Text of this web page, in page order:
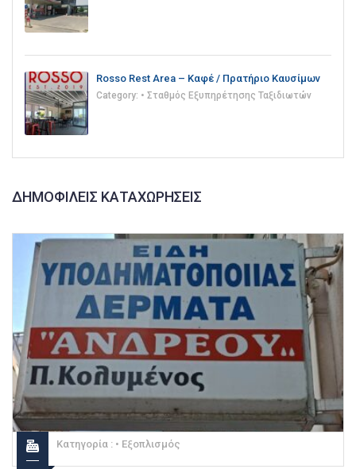
Rosso Rest Area – Καφέ / Πρατήριο Καυσίμων
Category: • Σταθμός Εξυπηρέτησης Ταξιδιωτών
ΔΗΜΟΦΙΛΕΊΣ ΚΑΤΑΧΩΡΉΣΕΙΣ
Κατηγορία : • Εξοπλισμός